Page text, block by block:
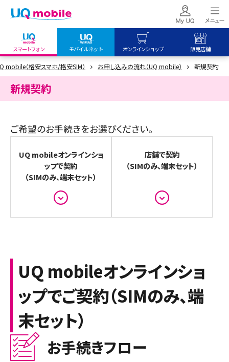
スマートフォン モバイルネット オンラインショップ 販売店舗
my UQ WiMAX
UQ WiMAX ご契約の方
My UQ mobile
UQ mobile
UQ mobile
オンラインショップ
UQ WiMAX
UQ mobile
販売店舗
UQ WiMAX
mobile（格安スマホ/格安SIM） お申し込みの流れ（UQ mobile） 新規契約
新規契約
ご希望のお手続きをお選びください。
UQ mobileオンラインショ
ップで契約
（SIMのみ、端末セット）
店舗で契約
（SIMのみ、端末セット）
UQ mobileオンラインショ
ップでご契約（SIMのみ、端
末セット）
お手続きフロー